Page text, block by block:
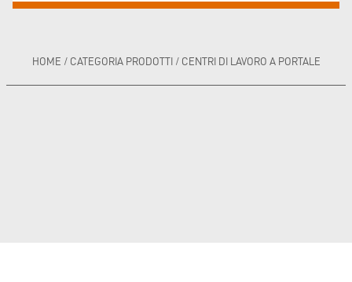
HOME / CATEGORIA PRODOTTI/ CENTRI DI LAVORO A PORTALE